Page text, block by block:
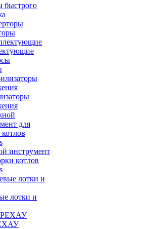
быстрого
инструмент
котлов
лотки и